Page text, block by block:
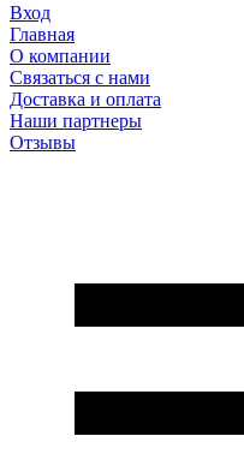
Вход
Главная
О компании
Связаться с нами
Доставка и оплата
Наши партнеры
Отзывы